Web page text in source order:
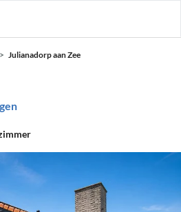
Julianadorp aan Zee